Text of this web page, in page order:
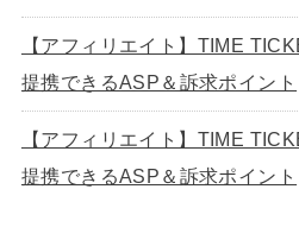
【アフィリエイト】TIME
提携できるASP＆訴求ポイント
【アフィリエイト】TIME
提携できるASP＆訴求ポイント